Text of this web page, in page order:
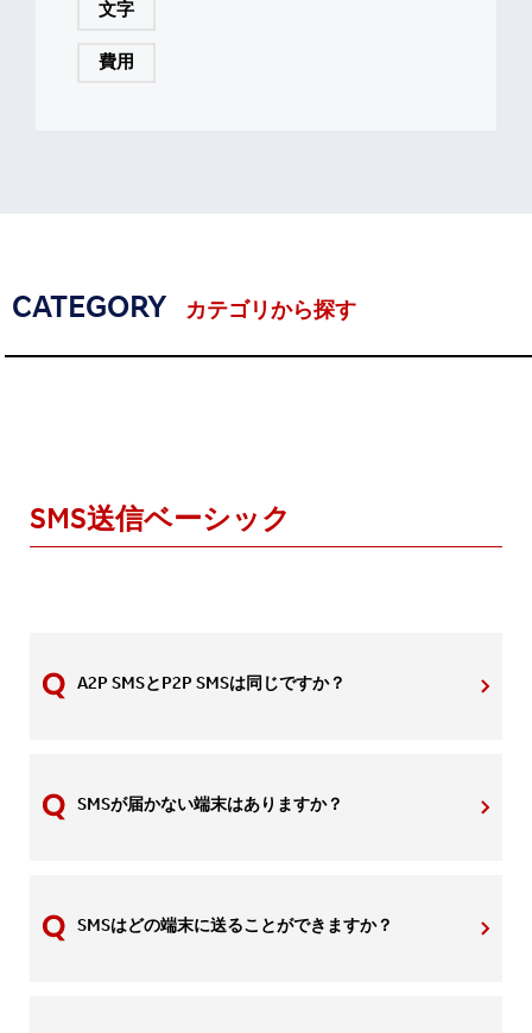
文字
費用
CATEGORY カテゴリから探す
SMS送信ベーシック
A2P SMSとP2P SMSは同じですか？
SMSが届かない端末はありますか？
SMSはどの端末に送ることができますか？